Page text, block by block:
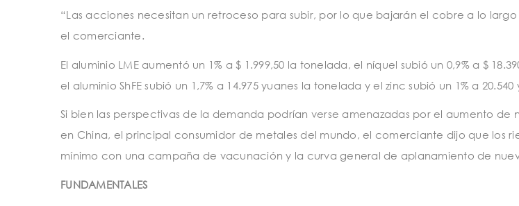
“Las acciones necesitan un retroceso para subir, por lo que bajarán el cobre a lo
el comerciante.
El aluminio LME aumentó un 1% a $ 1.999,50 la tonelada, el níquel subió un 0,9% a $
el aluminio ShFE subió un 1,7% a 14.975 yuanes la tonelada y el zinc subió un 1% a
Si bien las perspectivas de la demanda podrían verse amenazadas por el aumento de
en China, el principal consumidor de metales del mundo, el comerciante dijo que los
mínimo con una campaña de vacunación y la curva general de aplanamiento de
FUNDAMENTALES